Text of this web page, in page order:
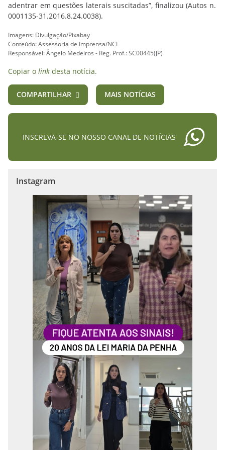
adentrar em questões laterais suscitadas”, finalizou (Autos n.
0001135-31.2016.8.24.0038).
Imagens: Divulgação/Pixabay
Conteúdo: Assessoria de Imprensa/NCI
Responsável: Ângelo Medeiros - Reg. Prof.: SC00445(JP)
Copiar o link desta notícia.
COMPARTILHAR MAIS NOTÍCIAS
INSCREVA-SE NO NOSSO CANAL DE NOTÍCIAS
Instagram